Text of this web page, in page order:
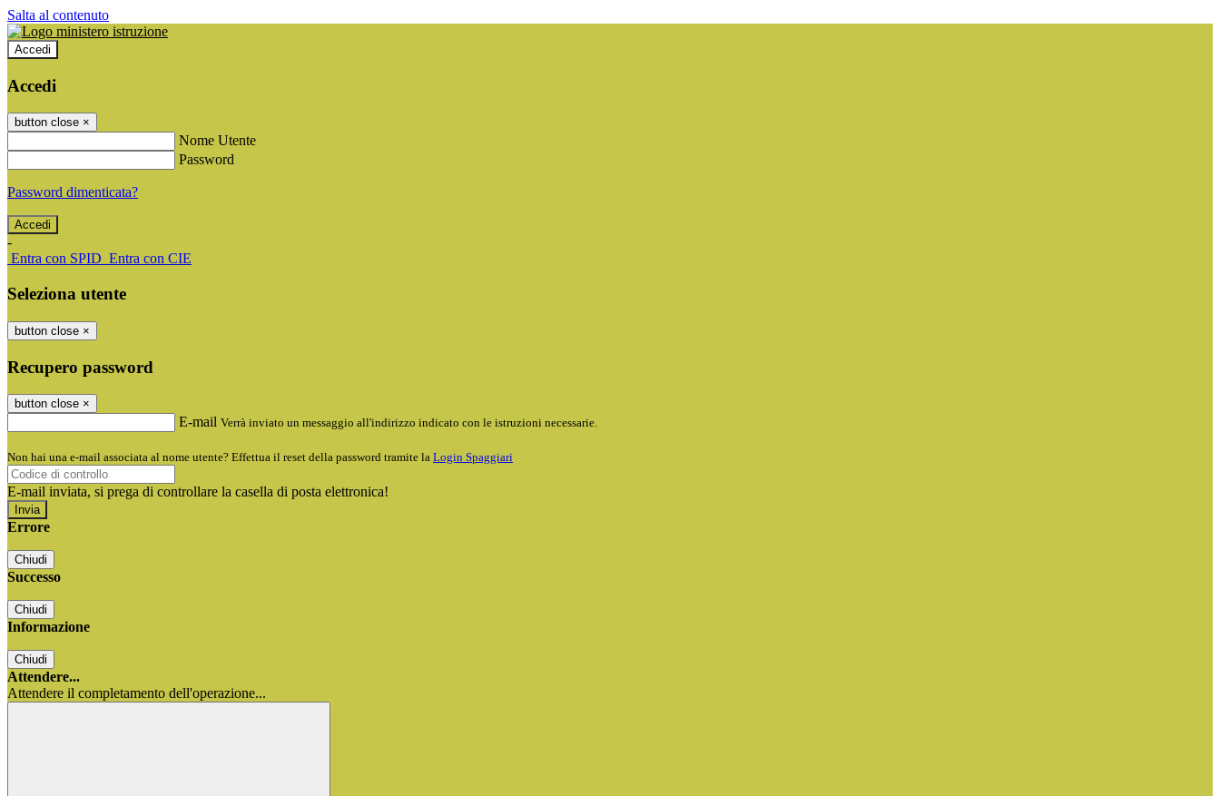
Salta al contenuto
Accedi
Accedi
button close ×
Nome Utente
Password
Password dimenticata?
-
Entra con SPID Entra con CIE
Seleziona utente
button close ×
Recupero password
button close ×
E-mail Verrà inviato un messaggio all'indirizzo indicato con le istruzioni necessarie.
Non hai una e-mail associata al nome utente? Effettua il reset della password tramite la Login Spaggiari
E-mail inviata, si prega di controllare la casella di posta elettronica!
Errore
Chiudi
Successo
Chiudi
Informazione
Chiudi
Attendere...
Attendere il completamento dell'operazione...